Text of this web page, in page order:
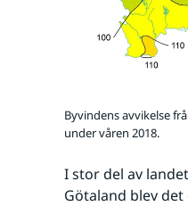
Byvindens avvikelse
under våren 2018.
I stor del av
Götaland blev